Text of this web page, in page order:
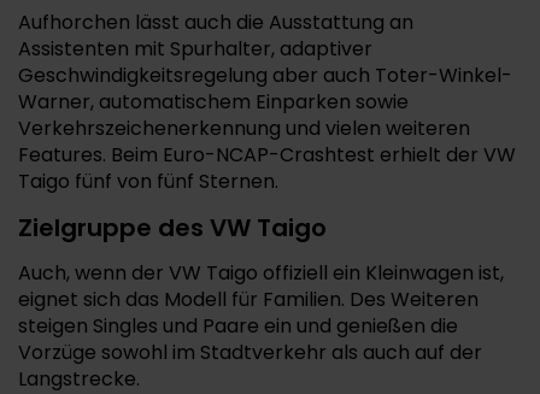
Aufhorchen lässt auch die Ausstattung an
Assistenten mit Spurhalter, adaptiver
Geschwindigkeitsregelung aber auch Toter-Winkel-
Warner, automatischem Einparken sowie
Verkehrszeichenerkennung und vielen weiteren
Features. Beim Euro-NCAP-Crashtest erhielt der VW
Taigo fünf von fünf Sternen.
Zielgruppe des VW Taigo
Auch, wenn der VW Taigo offiziell ein Kleinwagen ist,
eignet sich das Modell für Familien. Des Weiteren
steigen Singles und Paare ein und genießen die
Vorzüge sowohl im Stadtverkehr als auch auf der
Langstrecke.